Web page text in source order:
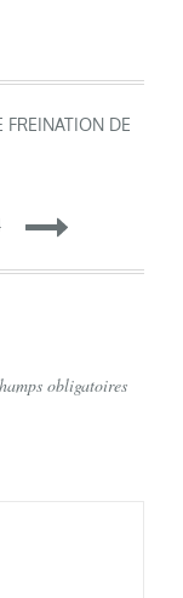
FREINATION DE
obligatoires